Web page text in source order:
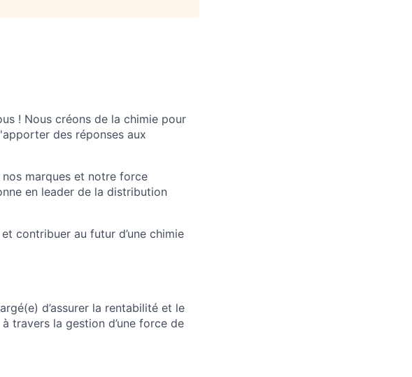
! Nous créons de la chimie pour
des réponses aux
marques et notre force
en leader de la distribution
contribuer au futur d’une chimie
d’assurer la rentabilité et le
travers la gestion d’une force de